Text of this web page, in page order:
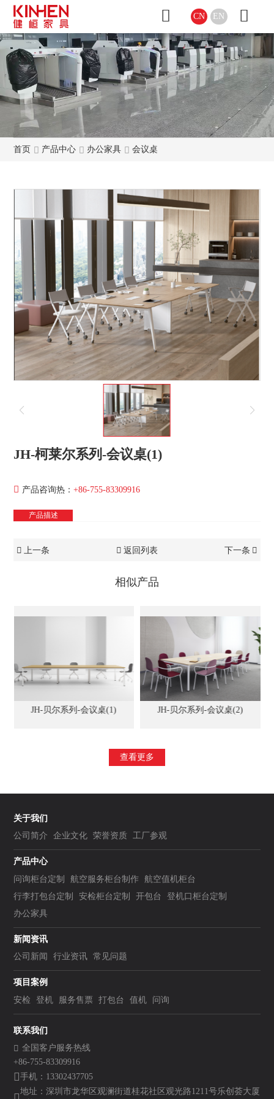
CN EN
首页 产品中心 办公家具 会议桌
JH-柯莱尔系列-会议桌(1)
产品咨询热： +86-755-83309916
产品描述
上一条 返回列表 下一条
相似产品
JH-贝尔系列-会议桌(1) JH-贝尔系列-会议桌(2)
查看更多
关于我们
公司简介
企业文化 荣誉资质 工厂参观
产品中心
问询柜台定制
航空服务柜台制作 航空值机柜台
行李打包台定制
安检柜台定制 开包台
登机口柜台定制
办公家具
新闻资讯
公司新闻
行业资讯 常见问题
项目案例
安检
登机 服务售票 打包台 值机 问询
联系我们
全国客户服务热线
+86-755-83309916
手机：13302437705
地址：深圳市龙华区观澜街道桂花社区观光路1211号乐创荟大厦